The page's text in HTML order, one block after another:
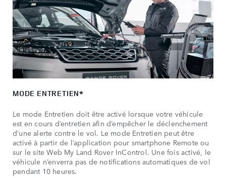
MODE ENTRETIEN*
Le mode Entretien doit être activé lorsque votre véhicule
est en cours d’entretien afin d’empêcher le déclenchement
d’une alerte contre le vol. Le mode Entretien peut être
activé à partir de l’application pour smartphone Remote ou
sur le site Web My Land Rover InControl. Une fois activé, le
véhicule n’enverra pas de notifications automatiques de vol
pendant 10 heures.